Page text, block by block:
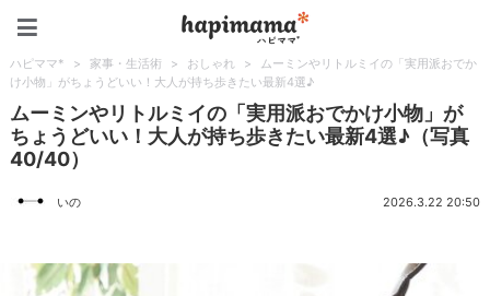
ハピママ* > 家事・生活術 > おしゃれ >
ムーミンやリトルミイの「実用派おでか
け小物」がちょうどいい！大人が持ち歩きたい最新4選♪
ムーミンやリトルミイの「実用派おでかけ小物」が
ちょうどいい！大人が持ち歩きたい最新4選♪（写真
40/40）
いの 2026.3.22 20:50